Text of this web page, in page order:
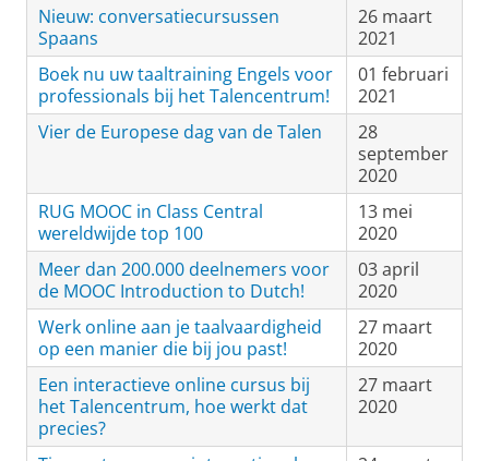
Nieuw: conversatiecursussen
Spaans
26 maart
2021
Boek nu uw taaltraining Engels voor
professionals bij het Talencentrum!
01 februari
2021
Vier de Europese dag van de Talen
28
september
2020
RUG MOOC in Class Central
wereldwijde top 100
13 mei
2020
Meer dan 200.000 deelnemers voor
de MOOC Introduction to Dutch!
03 april
2020
Werk online aan je taalvaardigheid
op een manier die bij jou past!
27 maart
2020
Een interactieve online cursus bij
het Talencentrum, hoe werkt dat
precies?
27 maart
2020